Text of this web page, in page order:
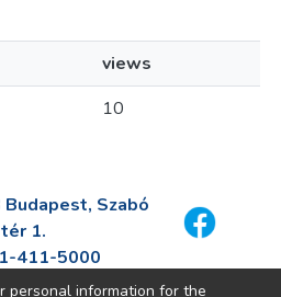
views
10
Budapest, Szabó
1.
411-5000
personal information for the